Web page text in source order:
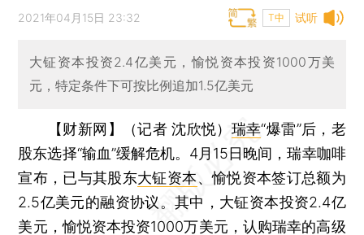
试听
2021年04月15日 23:32 T中
大钲资本投资2.4亿美元，愉悦资本投资1000万美
元，特定条件下可按比例追加1.5亿美元
【财新网】（记者 沈欣悦） 瑞幸“爆雷”后，老
股东选择“输血”缓解危机。4月15日晚间，瑞幸咖啡
宣布，已与其股东大钲资本、愉悦资本签订总额为
2.5亿美元的融资协议。其中，大钲资本投资2.4亿
美元，愉悦资本投资1000万美元，认购瑞幸的高级